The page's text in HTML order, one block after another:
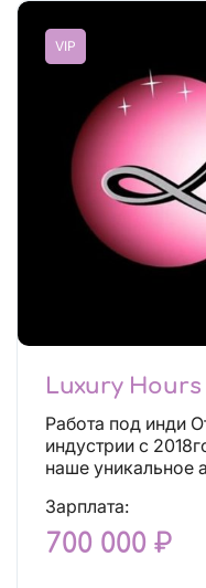
VIP
Luxury Hours
Работа под инди От 700 000₽ в месяц Мы в
индустрии с
наше уникальное
Зарплата:
700 000 ₽